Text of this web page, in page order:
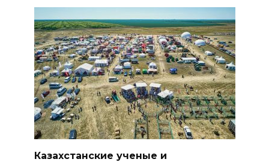
Казахстанские ученые и